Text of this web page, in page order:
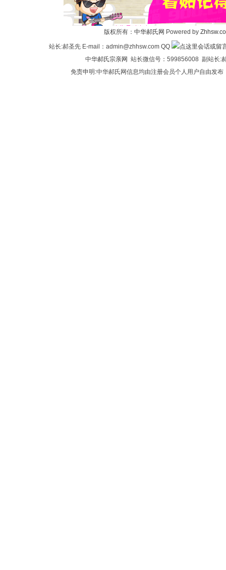
版权所有： 中华郝氏网 Powered by
站长:郝圣先 E-mail：admin@zhhsw.com QQ
中华郝氏宗亲网 站长微信号：599856008 副站长:
免责申明:中华郝氏网信息均由注册会员个人用户自由发